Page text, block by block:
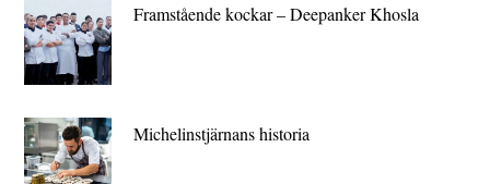
Framstående kockar – Deepanker Khosla
Michelin­stjärnans historia